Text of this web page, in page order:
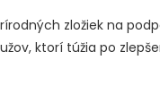
zložiek na
ktorí túžia po